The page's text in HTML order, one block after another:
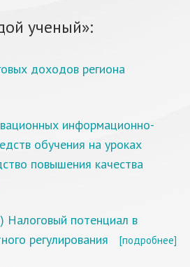
ученый»:
доходов региона
информационно-
обучения на уроках
повышения качества
потенциал в
регулирования
[подробнее]